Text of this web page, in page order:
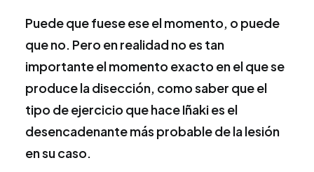
Puede que fuese ese el momento, o puede
que no. Pero en realidad no es tan
importante el momento exacto en el que se
produce la disección, como saber que el
tipo de ejercicio que hace Iñaki es el
desencadenante más probable de la lesión
en su caso.